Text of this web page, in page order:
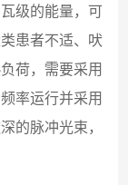
级的能量，可
患者不适、吠
荷，需要采用
率运行并采用
的脉冲光束，